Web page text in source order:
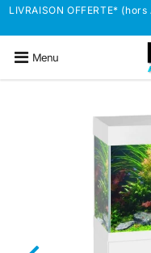
LIVRAISON OFFERTE*
Menu